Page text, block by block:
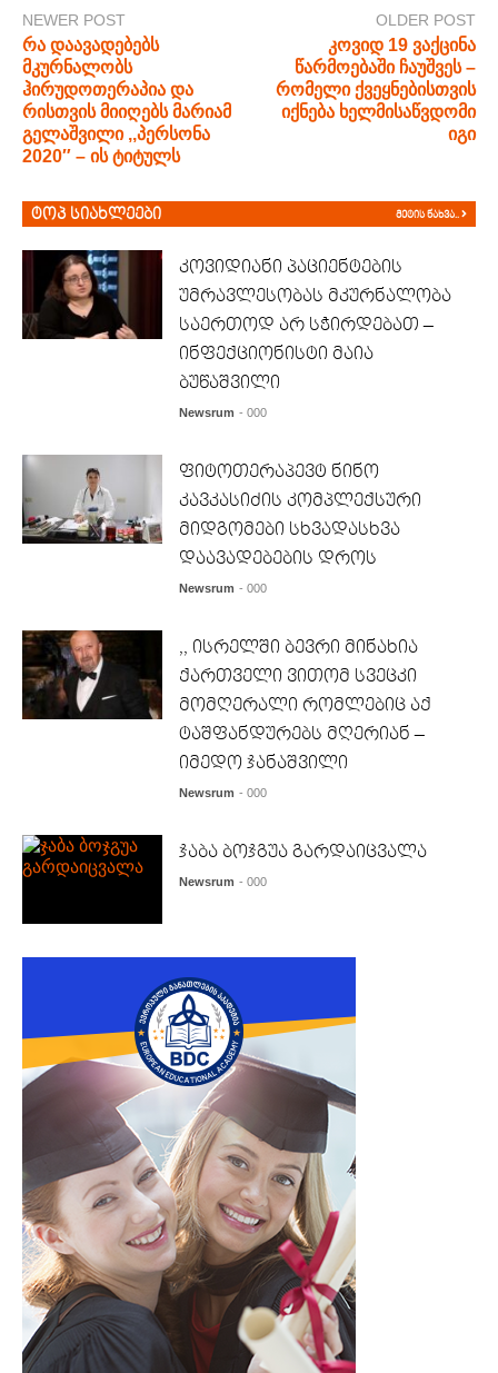
NEWER POST
რა დაავადებებს
მკურნალობს
ჰირუდოთერაპია და
რისთვის მიიღებს მარიამ
გელაშვილი ,,პერსონა
2020″ – ის ტიტულს
OLDER POST
კოვიდ 19 ვაქცინა
წარმოებაში ჩაუშვეს –
რომელი ქვეყნებისთვის
იქნება ხელმისაწვდომი
იგი
ტოპ სიახლეები მეტის ნახვა..
კოვიდიანი პაციენტების
უმრავლესობას მკურნალობა
საერთოდ არ სჭირდებათ –
ინფექციონისტი მაია
ბუწაშვილი
Newsrum - 000
ფიტოთერაპევტ ნინო
კავკასიძის კომპლექსური
მიდგომები სხვადასხვა
დაავადებების დროს
Newsrum - 000
,, ისრელში ბევრი მინახია
ქართველი ვითომ სვეცკი
მომღერალი რომლებიც აქ
ტაშფანდურებს მღერიან –
იმედო ჯანაშვილი
Newsrum - 000
ჯაბა ბოჯგუა გარდაიცვალა
Newsrum - 000